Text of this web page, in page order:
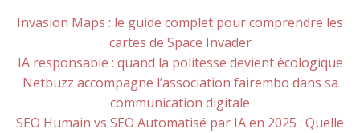
Invasion Maps : le guide complet pour comprendre les
cartes de Space Invader
IA responsable : quand la politesse devient écologique
Netbuzz accompagne l’association fairembo dans sa
communication digitale
SEO Humain vs SEO Automatisé par IA en 2025 : Quelle